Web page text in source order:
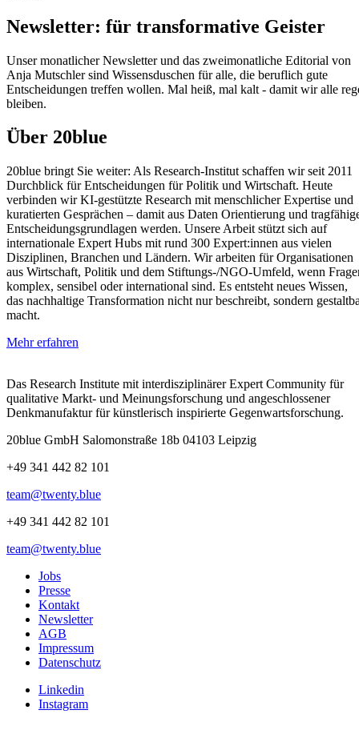
Newsletter: für transformative Geister
Unser monatlicher Newsletter und das zweimonatliche Editorial von
Anja Mutschler sind Wissensduschen für alle, die beruflich gute
Entscheidungen treffen wollen. Mal heiß, mal kalt - damit wir alle
bleiben.
Über 20blue
20blue bringt Sie weiter: Als Research‑Institut schaffen wir seit 2011
Durchblick für Entscheidungen für Politik und Wirtschaft. Heute
verbinden wir KI‑gestützte Research mit menschlicher Expertise und
kuratierten Gesprächen – damit aus Daten Orientierung und
Entscheidungsgrundlagen werden. Unsere Arbeit stützt sich auf
internationale Expert Hubs mit rund 300 Expert:innen aus vielen
Disziplinen, Branchen und Ländern. Wir arbeiten für Organisationen
aus Wirtschaft, Politik und dem Stiftungs‑/NGO‑Umfeld, wenn
komplex, sensibel oder international sind. Es entsteht neues Wissen,
das nachhaltige Transformation nicht nur beschreibt, sondern
macht.
Mehr erfahren
Das Research Institute mit interdisziplinärer Expert Community für
qualitative Markt- und Meinungsforschung und angeschlossener
Denkmanufaktur für künstlerisch inspirierte Gegenwartsforschung.
20blue GmbH Salomonstraße 18b 04103 Leipzig
+49 341 442 82 101
team@twenty.blue
+49 341 442 82 101
team@twenty.blue
Jobs
Presse
Kontakt
Newsletter
AGB
Impressum
Datenschutz
Linkedin
Instagram